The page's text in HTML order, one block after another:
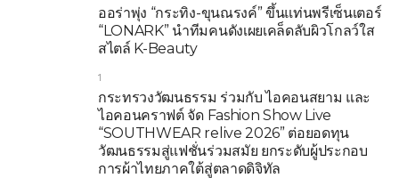
ออร่าพุ่ง “กระทิง-ขุนณรงค์” ขึ้นแท่นพรีเซ็นเตอร์
“LONARK” นำทีมคนดังเผยเคล็ดลับผิวโกลว์ใส
สไตล์ K-Beauty
1
กระทรวงวัฒนธรรม ร่วมกับ ไอคอนสยาม และ
ไอคอนคราฟต์ จัด Fashion Show Live
“SOUTHWEAR relive 2026” ต่อยอดทุน
วัฒนธรรมสู่แฟชั่นร่วมสมัย ยกระดับผู้ประกอบ
การผ้าไทยภาคใต้สู่ตลาดดิจิทัล